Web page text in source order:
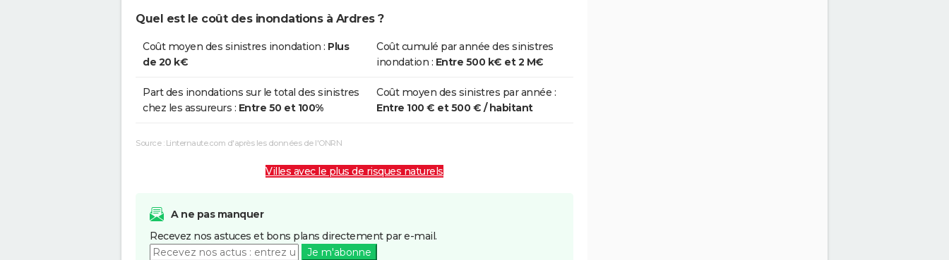
Inondations et/ou Coulées de
25/11/2009 28/11/2009
Inondations et/ou Coulées de
21/11/2000 1 j Oui
Inondations et/ou Coulées de
25/12/1999 29/12/1999 5 j Non
Quel est le coût des inondations à Ardres ?
Coût moyen des sinistres inondation : Plus
de 20 k€
Coût cumulé par année des sinistres
inondation : Entre 500 k€ et 2 M€
Part des inondations sur le total des sinistres
chez les assureurs : Entre 50 et 100%
Coût moyen des sinistres par année :
Entre 100 € et 500 € / habitant
Source : Linternaute.com d'après les données de l'ONRN
Villes avec le plus de risques naturels
A ne pas manquer
Recevez nos astuces et bons plans directement par e-mail.
Je m'abonne